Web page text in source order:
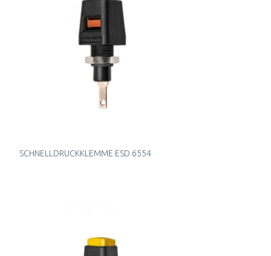
SCHNELLDRUCKKLEMME ESD 6554